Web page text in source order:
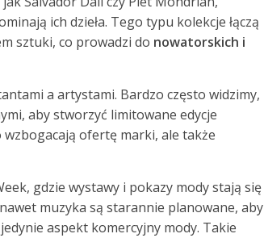
ich dzieła. Tego typu kolekcje łączą
sztuki, co prowadzi do nowatorskich i
a artystami. Bardzo często widzimy,
aby stworzyć limitowane edycje
wzbogacają ofertę marki, ale także
gdzie wystawy i pokazy mody stają się
muzyka są starannie planowane, aby
aspekt komercyjny mody. Takie